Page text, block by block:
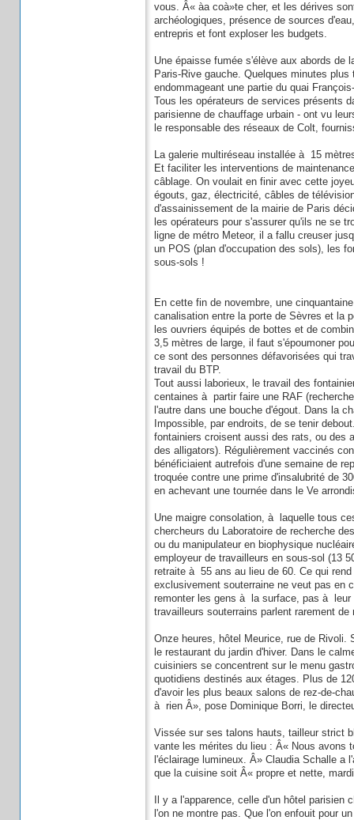
vous. Â« àa coà»te cher, et les dérives
archéologiques, présence de sources
entrepris et font exploser les budgets.
Une épaisse fumée s'élève aux abords de
Paris-Rive gauche. Quelques minutes
endommageant une partie du quai
Tous les opérateurs de services présents
parisienne de chauffage urbain - ont vu
le responsable des réseaux de Colt,
La galerie multiréseau installée à 15
Et faciliter les interventions de
câblage. On voulait en finir avec cette
égouts, gaz, électricité, câbles de
d'assainissement de la mairie de Paris
les opérateurs pour s'assurer qu'ils ne se
ligne de métro Meteor, il a fallu creuser
un POS (plan d'occupation des sols), les
sous-sols !
En cette fin de novembre, une
canalisation entre la porte de Sèvres et la
les ouvriers équipés de bottes et de
3,5 mètres de large, il faut s'époumoner
ce sont des personnes défavorisées qui
travail du BTP.
Tout aussi laborieux, le travail des
centaines à partir faire une RAF
l'autre dans une bouche d'égout. Dans la
Impossible, par endroits, de se tenir
fontainiers croisent aussi des rats, ou des
des alligators). Régulièrement vaccinés
bénéficiaient autrefois d'une semaine de
troquée contre une prime d'insalubrité de
en achevant une tournée dans le Ve
Une maigre consolation, à laquelle tous
chercheurs du Laboratoire de recherche
ou du manipulateur en biophysique
employeur de travailleurs en sous-sol (13
retraite à 55 ans au lieu de 60. Ce qui
exclusivement souterraine ne veut pas en
remonter les gens à la surface, pas à leur
travailleurs souterrains parlent rarement
Onze heures, hôtel Meurice, rue de Rivoli.
le restaurant du jardin d'hiver. Dans le
cuisiniers se concentrent sur le menu
quotidiens destinés aux étages. Plus de
d'avoir les plus beaux salons de rez-de-
à rien Â», pose Dominique Borri, le
Vissée sur ses talons hauts, tailleur strict
vante les mérites du lieu : Â« Nous avons
l'éclairage lumineux. Â» Claudia Schalle
que la cuisine soit Â« propre et nette,
Il y a l'apparence, celle d'un hôtel
l'on ne montre pas. Que l'on enfouit pour